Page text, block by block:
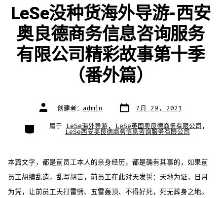
LeSe没种货海外导游-西安
奥良德商务信息咨询服务
有限公司精彩故事第十季
（番外篇）
文
章 创建者： admin 文
章
期
7月 29, 2021
类
别
属于 LeSe海外导游, LeSe英国奥良德商务有限公司 ,
LeSe西安奥良德商务信息咨询服务有限公司
本篇文字，都是前员工本人的亲身经历，都是确有其事的，如果前
员工胡编乱造，乱写胡言，前员工在此对天发誓：天地为证，日月
为凭，让前员工天打雷劈、五雷轰顶、不得好死，死无葬身之地。